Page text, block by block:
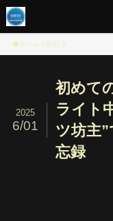
ホーム 釣行
初めて
ライト
ツ坊主
忘録
2025
6/01